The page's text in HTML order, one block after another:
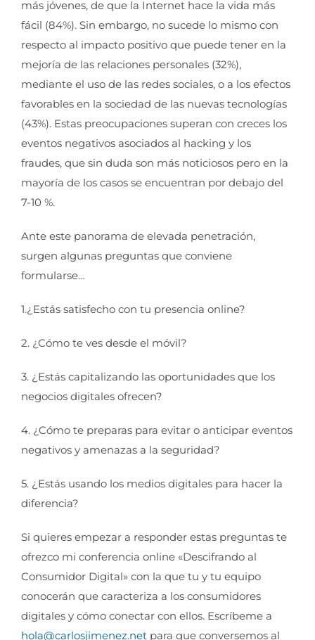
más jóvenes, de que la Internet hace la vida más
fácil (84%). Sin embargo, no sucede lo mismo con
respecto al impacto positivo que puede tener en la
mejoría de las relaciones personales (32%),
mediante el uso de las redes sociales, o a los efectos
favorables en la sociedad de las nuevas tecnologías
(43%). Estas preocupaciones superan con creces los
eventos negativos asociados al hacking y los
fraudes, que sin duda son más noticiosos pero en la
mayoría de los casos se encuentran por debajo del
7-10 %.
Ante este panorama de elevada penetración,
surgen algunas preguntas que conviene
formularse…
1.¿Estás satisfecho con tu presencia online?
2. ¿Cómo te ves desde el móvil?
3. ¿Estás capitalizando las oportunidades que los
negocios digitales ofrecen?
4. ¿Cómo te preparas para evitar o anticipar eventos
negativos y amenazas a la seguridad?
5. ¿Estás usando los medios digitales para hacer la
diferencia?
Si quieres empezar a responder estas preguntas te
ofrezco mi conferencia online «Descifrando al
Consumidor Digital» con la que tu y tu equipo
conocerán que caracteriza a los consumidores
digitales y cómo conectar con ellos. Escríbeme a
hola@carlosjimenez.net para que conversemos al